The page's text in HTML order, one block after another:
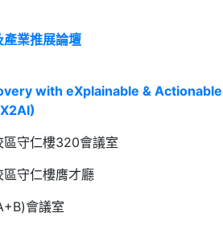
業推展論壇
with eXplainable & Actionable
區守仁樓320會議室
守仁樓膺才廳
會議室